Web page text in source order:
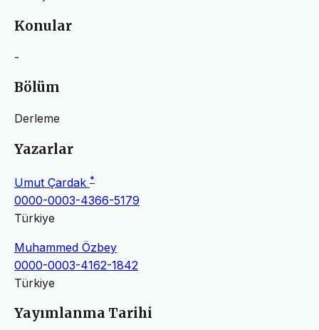
Konular
-
Bölüm
Derleme
Yazarlar
Umut Çardak *
0000-0003-4366-5179
Türkiye
Muhammed Özbey
0000-0003-4162-1842
Türkiye
Yayımlanma Tarihi